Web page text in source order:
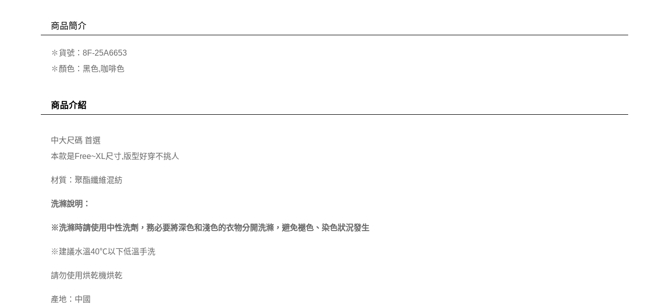
商品簡介
✽貨號：8F-25A6653
✽顏色：黑色,咖啡色
商品介紹
中大尺碼 首選
本款是Free~XL尺寸,版型好穿不挑人
材質：聚酯纖維混紡
洗滌說明：
※洗滌時請使用中性洗劑，務必要將深色和淺色的衣物分開洗滌，避免褪色、染色狀況發生
※建議水溫40℃以下低溫手洗
請勿使用烘乾機烘乾
產地：中國